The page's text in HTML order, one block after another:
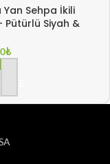
Yan Sehpa İkili
Pütürlü Siyah &
₺
EKLE